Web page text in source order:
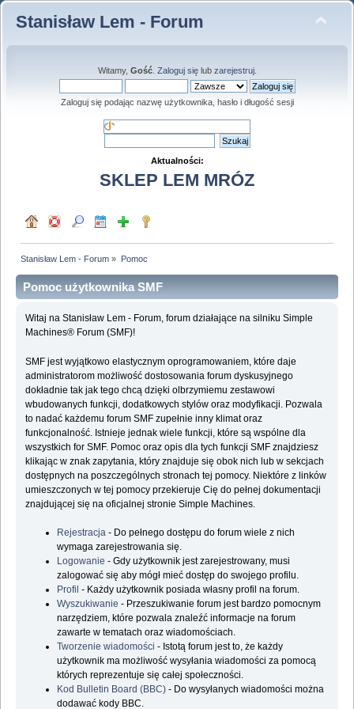
Stanisław Lem - Forum
Witamy, Gość. Zaloguj sięlub zarejestruj.
Zaloguj się podając nazwę użytkownika, hasło i długość sesji
Aktualności:
SKLEP LEM MRÓZ
Stanisław Lem - Forum » Pomoc
Pomoc użytkownika SMF
Witaj na Stanisław Lem - Forum, forum działające na silniku Simple
Machines® Forum (SMF)!
SMF jest wyjątkowo elastycznym oprogramowaniem, które daje
administratorom możliwość dostosowania forum dyskusyjnego
dokładnie tak jak tego chcą dzięki olbrzymiemu zestawowi
wbudowanych funkcji, dodatkowych stylów oraz modyfikacji. Pozwala
to nadać każdemu forum SMF zupełnie inny klimat oraz
funkcjonalność. Istnieje jednak wiele funkcji, które są wspólne dla
wszystkich for SMF. Pomoc oraz opis dla tych funkcji SMF znajdziesz
klikając w znak zapytania, który znajduje się obok nich lub w sekcjach
dostępnych na poszczególnych stronach tej pomocy. Niektóre z linków
umieszczonych w tej pomocy przekieruje Cię do pełnej dokumentacji
znajdującej się na oficjalnej stronie Simple Machines.
Rejestracja - Do pełnego dostępu do forum wiele z nich
wymaga zarejestrowania się.
Logowanie - Gdy użytkownik jest zarejestrowany, musi
zalogować się aby mógł mieć dostęp do swojego profilu.
Profil - Każdy użytkownik posiada własny profil na forum.
Wyszukiwanie - Przeszukiwanie forum jest bardzo pomocnym
narzędziem, które pozwala znaleźć informacje na forum
zawarte w tematach oraz wiadomościach.
Tworzenie wiadomości - Istotą forum jest to, że każdy
użytkownik ma możliwość wysyłania wiadomości za pomocą
których reprezentuje się całej społeczności.
Kod Bulletin Board (BBC) - Do wysyłanych wiadomości można
dodawać kody BBC.